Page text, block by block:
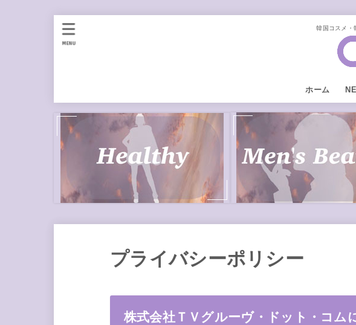
韓国コスメ・
ホーム
MENU
プライバシーポリシー
株式会社ＴＶグルーヴ・ドット・コム